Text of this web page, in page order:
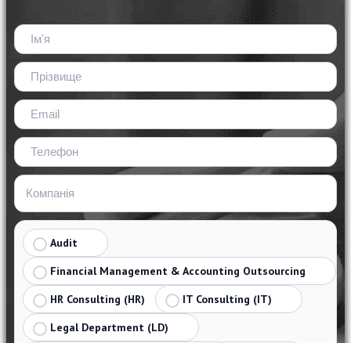
Audit
Financial Management & Accounting Outsourcing
HR Consulting (HR)
IT Consulting (IT)
Legal Department (LD)